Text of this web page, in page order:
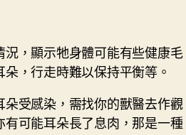
，顯示牠身體可能有些健康毛
，行走時難以保持平衡等。
受感染，需找你的獸醫去作觀
可能耳朵長了息肉，那是一種